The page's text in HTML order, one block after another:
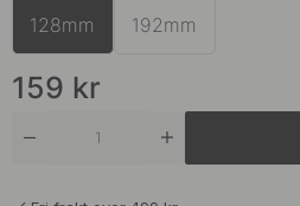
Sort
Valnøtt
128mm 192mm
159 kr